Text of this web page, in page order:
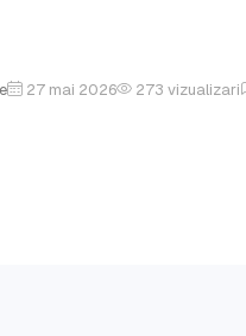
27 mai 2026 273 vizualizari